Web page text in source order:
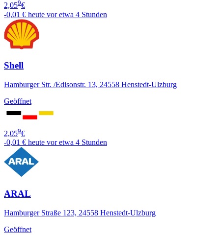
2,059€
-0,01 € heute vor etwa 4 Stunden
Shell
Hamburger Str. /Edisonstr. 13, 24558 Henstedt-Ulzburg
Geöffnet
2,059€
-0,01 € heute vor etwa 4 Stunden
ARAL
Hamburger Straße 123, 24558 Henstedt-Ulzburg
Geöffnet